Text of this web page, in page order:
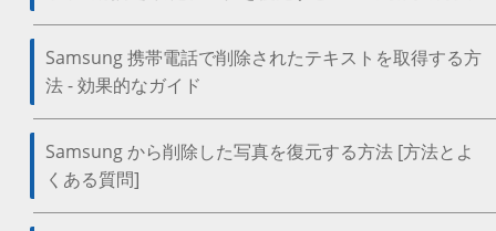
Samsung 携帯電話で削除されたテキストを取得する方
法 - 効果的なガイド
Samsung から削除した写真を復元する方法 [方法とよ
くある質問]